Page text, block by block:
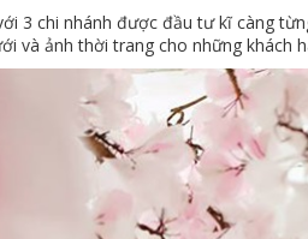
3 chi nhánh được đầu tư kĩ càng
và ảnh thời trang cho những khách